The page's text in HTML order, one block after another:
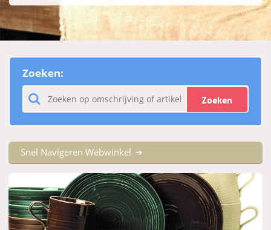
Zoeken:
Zoeken
Snel Navigeren Webwinkel